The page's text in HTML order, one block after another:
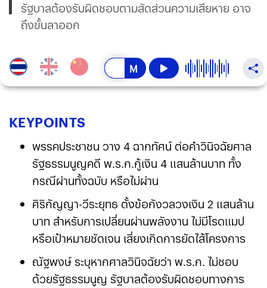
รัฐบาลต้องรับผิดชอบตามสัดส่วนความเสียหาย อาจ
ถึงขั้นลาออก
KEYPOINTS
พรรคประชาชน วาง 4 ฉากทัศน์ ต่อคำวินิจฉัยศาล
รัฐธรรมนูญคดี พ.ร.ก.กู้เงิน 4 แสนล้านบาท ทั้ง
กรณีผ่านทั้งฉบับ หรือไม่ผ่าน
ศิริกัญญา-วีระยุทธ ตั้งข้อกังวลวงเงิน 2 แสนล้าน
บาท สำหรับการเปลี่ยนผ่านพลังงาน ไม่มีโรดแมป
หรือเป้าหมายชัดเจน เสี่ยงเกิดการยัดไส้โครงการ
ณัฐพงษ์ ระบุหากศาลวินิจฉัยว่า พ.ร.ก. ไม่ชอบ
ด้วยรัฐธรรมนูญ รัฐบาลต้องรับผิดชอบทางการ